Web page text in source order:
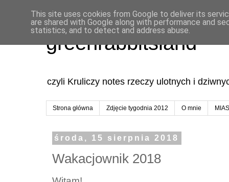
greenrabbitsland
czyli Kruliczy notes rzeczy ulotnych i
Strona główna Zdjęcie tygodnia 2012 O mnie
środa, 15 sierpnia 2018
Wakacjownik 2018
This site uses cookies from Google to deliver its
are shared with Google along with performance and
statistics, and to detect and address abuse.